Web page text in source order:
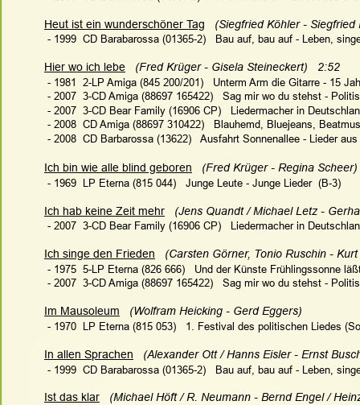
Heut ist ein wunderschöner Tag
(Siegfried Köhler -
- 1999  CD Barabarossa (01365-2)   Bau auf, bau auf - Leben,
Hier wo ich lebe
   (Fred Krüger - Gisela Steineckert)   2:52
- 1981  2-LP Amiga (845 200/201)   Unterm Arm die Gitarre - 15
- 2007  3-CD Amiga (88697 165422)   Sag mir wo du stehst -
- 2007  3-CD Bear Family (16906 CP)   Liedermacher in
- 2008  CD Amiga (88697 310422)   Blauhemd, Bluejeans,
- 2008  CD Barbarossa (13622)   Ausfahrt Sonnenallee - Lieder
Ich bin wie alle blind geboren
   (Fred Krüger - Regina Scheer)
- 1969  LP Eterna (815 044)   Junge Leute - Junge Lieder  (B-3)
Ich hab keine Zeit mehr
(Jens Quandt / Michael Letz -
- 2007  3-CD Bear Family (16906 CP)   Liedermacher in
Ich singe den Frieden
(Carsten Görner, Tonio Ruschin - Kurt
- 1975  5-LP Eterna (826 666)   Und der Künste Frühlingssonne
- 2007  3-CD Amiga (88697 165422)   Sag mir wo du stehst -
Im Mausoleum
(Wolfram Heicking - Gerd Eggers)
- 1970  LP Eterna (815 053) 1. Festival des politischen Liedes
In allen Sprachen
(Alexander Ott / Hanns Eisler - Ernst
- 1999  CD Barabarossa (01365-2)   Bau auf, bau auf - Leben,
Ist das klar
(Michael Höft / R. Neumann - Bernd Engel /